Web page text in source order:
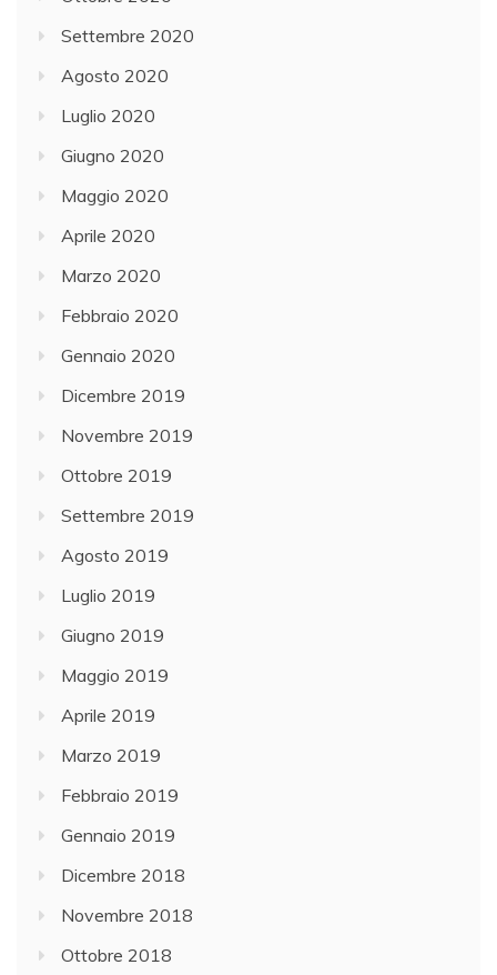
Settembre 2020
Agosto 2020
Luglio 2020
Giugno 2020
Maggio 2020
Aprile 2020
Marzo 2020
Febbraio 2020
Gennaio 2020
Dicembre 2019
Novembre 2019
Ottobre 2019
Settembre 2019
Agosto 2019
Luglio 2019
Giugno 2019
Maggio 2019
Aprile 2019
Marzo 2019
Febbraio 2019
Gennaio 2019
Dicembre 2018
Novembre 2018
Ottobre 2018